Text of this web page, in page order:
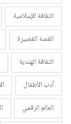
الثقافة الإسلامية
القصة القصيرة
الثقافة الهندية
أدب الأطفال
العالم الرقمي